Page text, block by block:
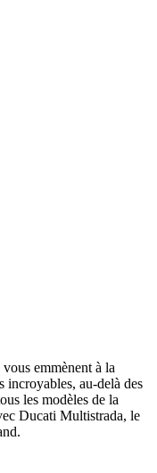
emmènent à la
incroyables, au-delà des
les modèles de la
Ducati Multistrada, le